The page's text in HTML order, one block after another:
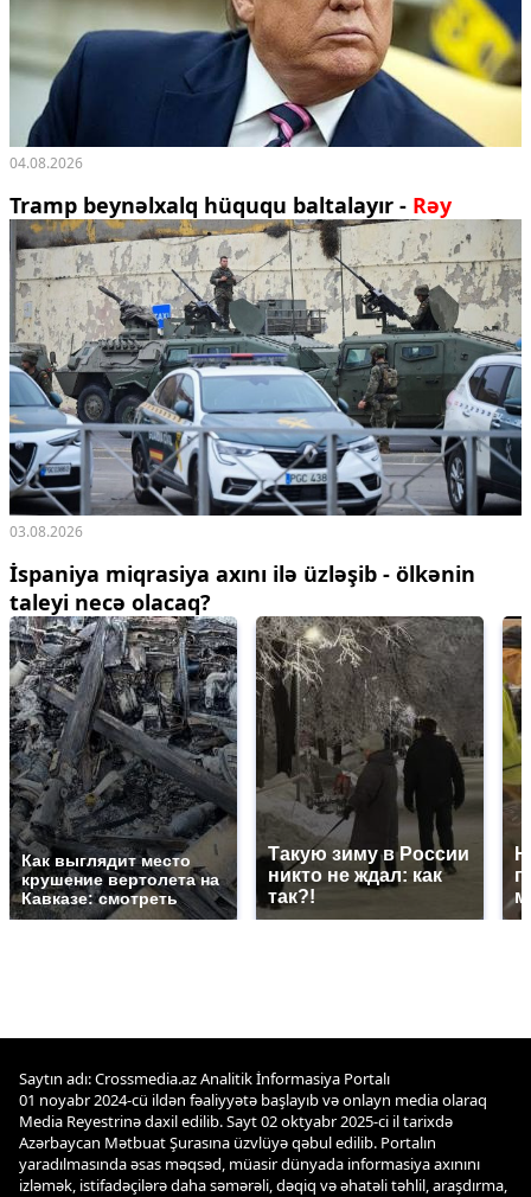
04.08.2026
Tramp beynəlxalq hüququ baltalayır - Rəy
03.08.2026
İspaniya miqrasiya axını ilə üzləşib - ölkənin
taleyi necə olacaq?
Как выглядит место
крушение вертолета на
Кавказе: смотреть
Такую зиму в России
никто не ждал: как
так?!
Saytın adı: Crossmedia.az Analitik İnformasiya Portalı
01 noyabr 2024-cü ildən fəaliyyətə başlayıb və onlayn media olaraq
Media Reyestrinə daxil edilib. Sayt 02 oktyabr 2025-ci il tarixdə
Azərbaycan Mətbuat Şurasına üzvlüyə qəbul edilib. Portalın
yaradılmasında əsas məqsəd, müasir dünyada informasiya axınını
izləmək, istifadəçilərə daha səmərəli, dəqiq və əhatəli təhlil, araşdırma,